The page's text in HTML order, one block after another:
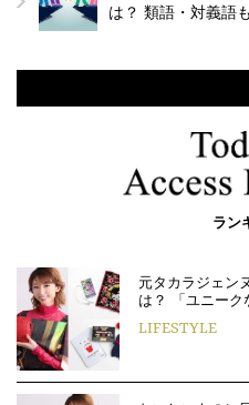
は？ 類語・対義語も
ラン
元タカラジェン
は？ 「ユニー
LIFESTYLE